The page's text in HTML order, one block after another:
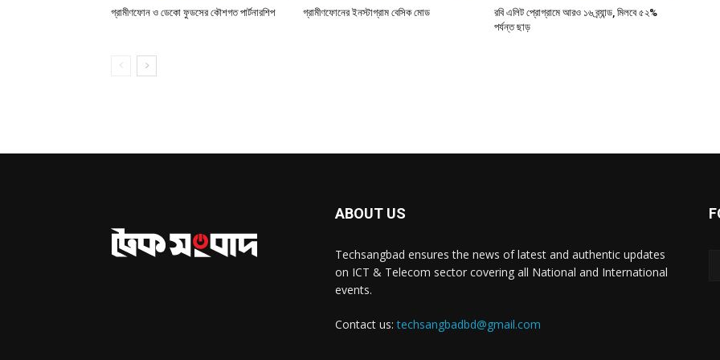
গ্রামীণফোন ও ডেকো ফুডসের কৌশগত পার্টনারশিপ গ্রামীণফোনের ইনস্টাগ্রাম বেসিক মোড
রবি এলিট প্রোগ্রামে আরও ১৬ ব্র্যান্ড, মিলবে ৫২%
পর্যন্ত ছাড়
ABOUT US
Techsangbad ensures the news of latest and authentic updates
on ICT & Telecom sector covering all National and International
events.
Contact us:techsangbadbd@gmail.com